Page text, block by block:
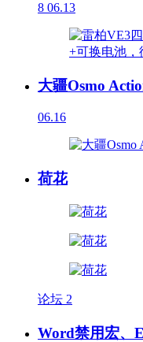
8 06.13
大疆Osmo
06.16
荷花
论坛 2
Word禁用宏、